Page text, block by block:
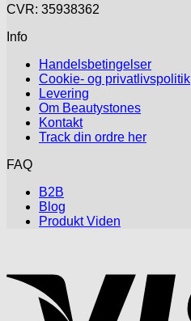
CVR: 35938362
Info
Handelsbetingelser
Cookie- og privatlivspolitik
Levering
Om Beautystones
Kontakt
Track din ordre her
FAQ
B2B
Blog
Produkt Viden